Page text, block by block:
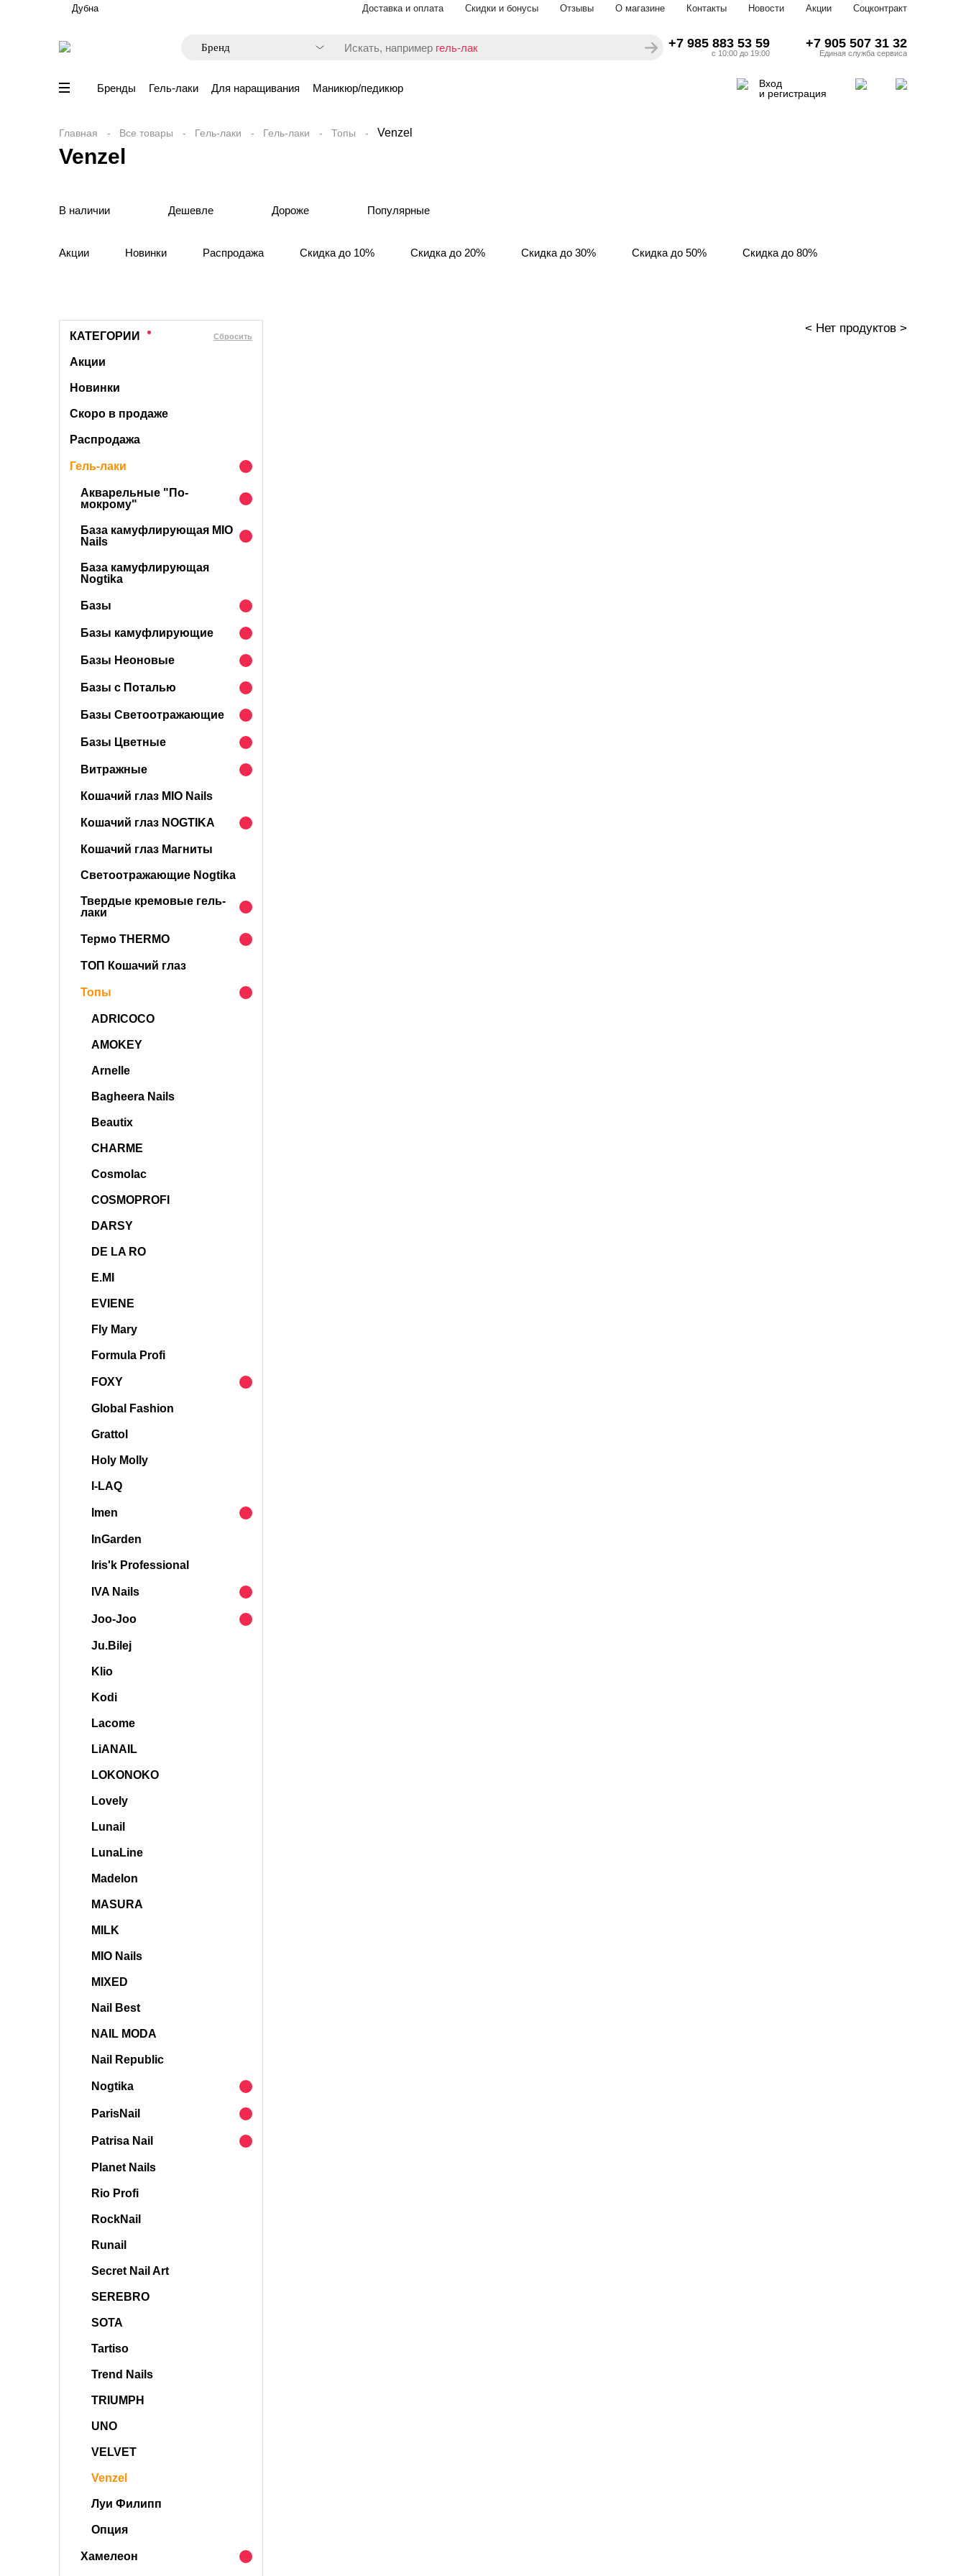
Дубна Доставка и оплата Скидки и бонусы Отзывы О магазине Контакты Новости Акции Соцконтракт
Искать, например гель-лак +7 985 883 53 59
с 10:00 до 19:00
+7 905 507 31 32
Единая служба сервиса
Бренды Гель-лаки Для наращивания Маникюр/педикюр
Вход
и регистрация
Главная Все товары Гель-лаки Гель-лаки Топы Venzel
Venzel
В наличии Дешевле Дороже Популярные
Акции Новинки Распродажа Скидка до 10% Скидка до 20% Скидка до 30% Скидка до 50% Скидка до 80%
КАТЕГОРИИ Cбросить
Акции
Новинки
Скоро в продаже
Распродажа
Гель-лаки
Акварельные "По-
мокрому"
База камуфлирующая MIO
Nails
База камуфлирующая
Nogtika
Базы
Базы камуфлирующие
Базы Неоновые
Базы с Поталью
Базы Светоотражающие
Базы Цветные
Витражные
Кошачий глаз MIO Nails
Кошачий глаз NOGTIKA
Кошачий глаз Магниты
Светоотражающие Nogtika
Твердые кремовые гель-
лаки
Термо THERMO
ТОП Кошачий глаз
Топы
ADRICOCO
AMOKEY
Arnelle
Bagheera Nails
Beautix
CHARME
Cosmolac
COSMOPROFI
DARSY
DE LA RO
E.MI
EVIENE
Fly Mary
Formula Profi
FOXY
Global Fashion
Grattol
Holy Molly
I-LAQ
Imen
InGarden
Iris'k Professional
IVA Nails
Joo-Joo
Ju.Bilej
Klio
Kodi
Lacome
LiANAIL
LOKONOKO
Lovely
Lunail
LunaLine
Madelon
MASURA
MILK
MIO Nails
MIXED
Nail Best
NAIL MODA
Nail Republic
Nogtika
ParisNail
Patrisa Nail
Planet Nails
Rio Profi
RockNail
Runail
Secret Nail Art
SEREBRO
SOTA
Tartiso
Trend Nails
TRIUMPH
UNO
VELVET
Venzel
Луи Филипп
Опция
Хамелеон
< Нет продуктов >